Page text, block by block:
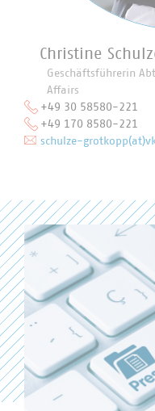
Christine
Geschäftsführerin
Affairs
+49 30 58580-221
+49 170 8580-221
schulze-